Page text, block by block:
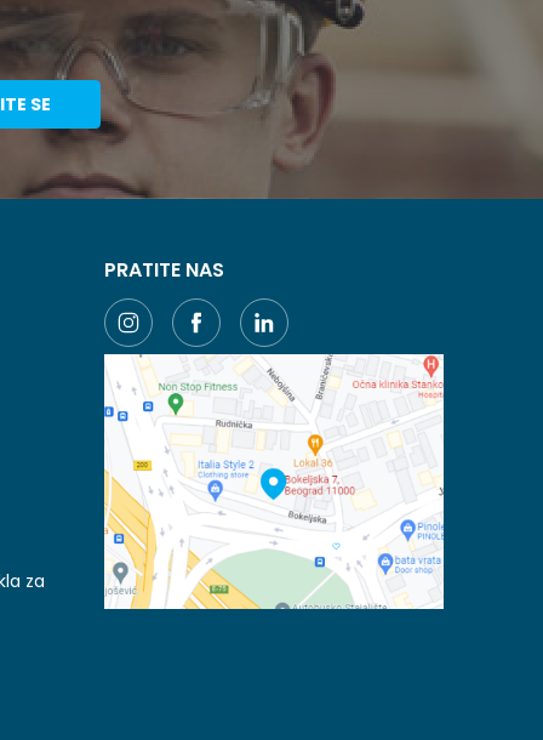
SE
za
PRATITE NAS